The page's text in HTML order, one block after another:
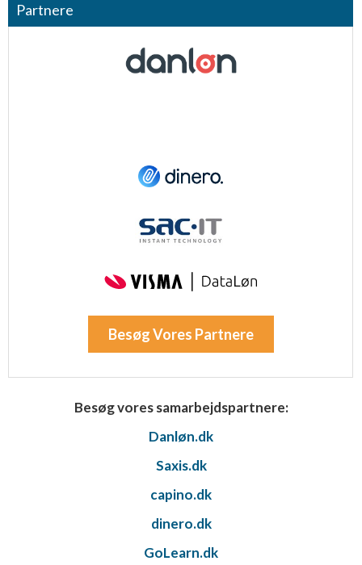
Partnere
Besøg Vores Partnere
Besøg vores samarbejdspartnere:
Danløn.dk
Saxis.dk
capino.dk
dinero.dk
GoLearn.dk